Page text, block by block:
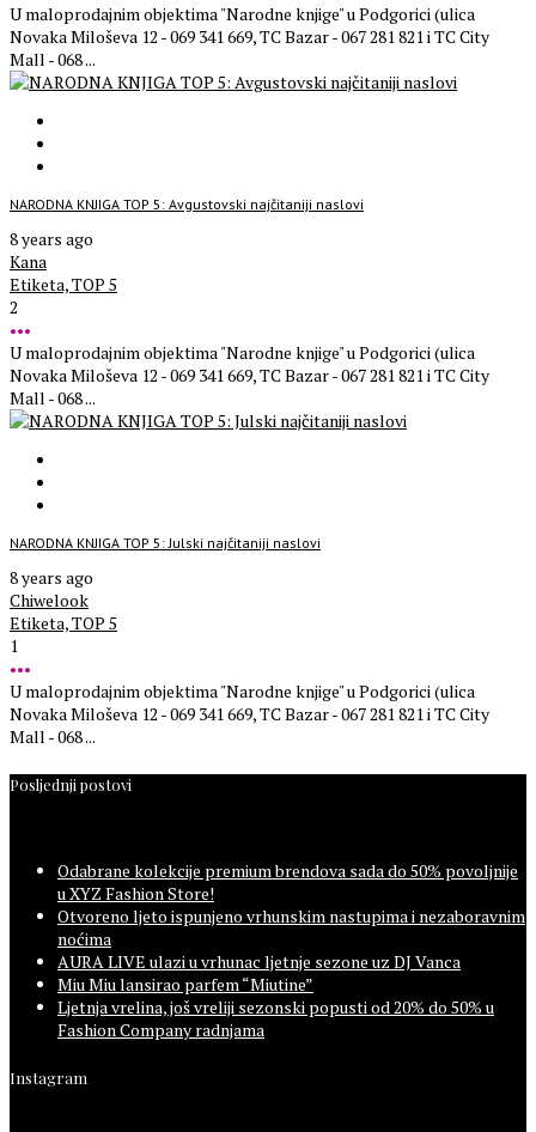
U maloprodajnim objektima "Narodne knjige" u Podgorici (ulica
Novaka Miloševa 12 - 069 341 669, TC Bazar - 067 281 821 i TC City
Mall - 068 ...
NARODNA KNJIGA TOP 5: Avgustovski najčitaniji naslovi
8 years ago
Kana
Etiketa,TOP 5
2
•••
U maloprodajnim objektima "Narodne knjige" u Podgorici (ulica
Novaka Miloševa 12 - 069 341 669, TC Bazar - 067 281 821 i TC City
Mall - 068 ...
NARODNA KNJIGA TOP 5: Julski najčitaniji naslovi
8 years ago
Chiwelook
Etiketa,TOP 5
1
•••
U maloprodajnim objektima "Narodne knjige" u Podgorici (ulica
Novaka Miloševa 12 - 069 341 669, TC Bazar - 067 281 821 i TC City
Mall - 068 ...
Posljednji postovi
Odabrane kolekcije premium brendova sada do 50% povoljnije
u XYZ Fashion Store!
Otvoreno ljeto ispunjeno vrhunskim nastupima i nezaboravnim
noćima
AURA LIVE ulazi u vrhunac ljetnje sezone uz DJ Vanca
Miu Miu lansirao parfem “Miutine”
Ljetnja vrelina, još vreliji sezonski popusti od 20% do 50% u
Fashion Company radnjama
Instagram